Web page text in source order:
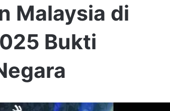
Malaysia di
Bukti